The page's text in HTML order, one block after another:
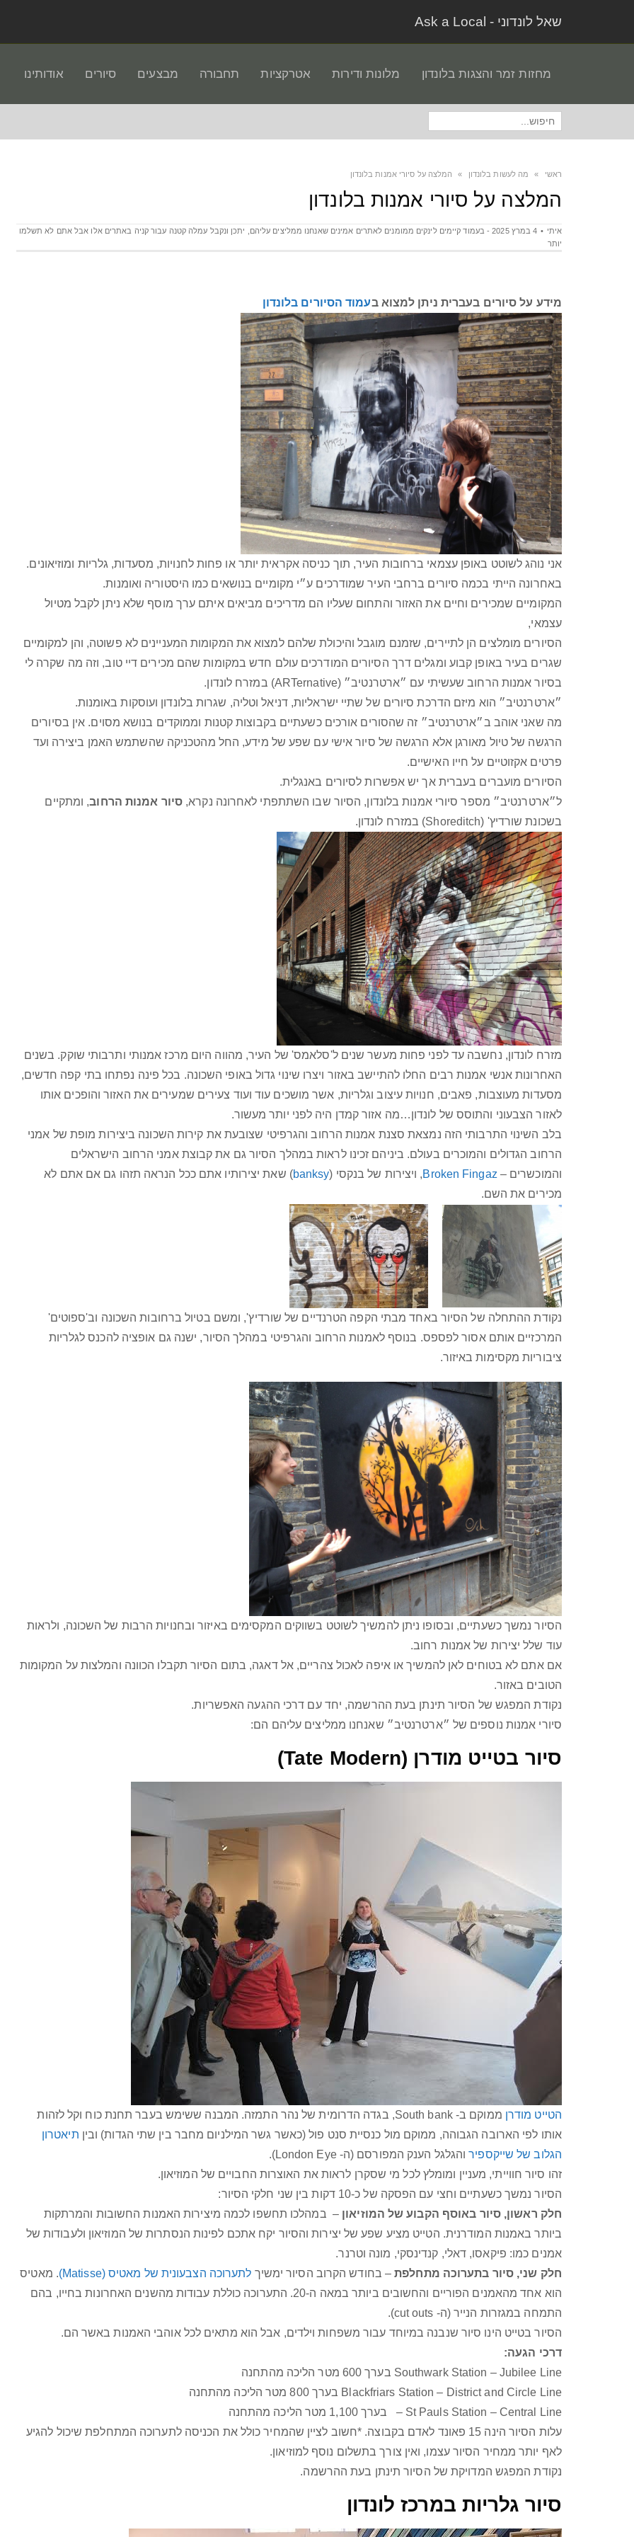
שאל לונדוני - Ask a Local
מחזות זמר והצגות בלונדון מלונות ודירות אטרקציות תחבורה מבצעים סיורים אודותינו
חיפוש
ראשי » מה לעשות בלונדון » המלצה על סיורי אמנות בלונדון
המלצה על סיורי אמנות בלונדון
איתי
4 במרץ 2025 - בעמוד קיימים לינקים ממומנים לאתרים אמינים שאנחנו ממליצים עליהם‫,‬ יתכן ונקבל עמלה קטנה עבור קניה באתרים אלו אבל אתם לא תשלמו
יותר
מידע על סיורים בעברית ניתן למצוא בעמוד הסיורים בלונדון
אני נוהג לשוטט באופן עצמאי ברחובות העיר, תוך כניסה אקראית יותר או פחות לחנויות, מסעדות, גלריות ומוזיאונים.
באחרונה הייתי בכמה סיורים ברחבי העיר שמודרכים ע״י מקומיים בנושאים כמו היסטוריה ואומנות.
המקומיים שמכירים וחיים את האזור והתחום שעליו הם מדריכים מביאים איתם ערך מוסף שלא ניתן לקבל מטיול
עצמאי,
הסיורים מומלצים הן לתיירים, שזמנם מוגבל והיכולת שלהם למצוא את המקומות המעניינים לא פשוטה, והן למקומיים
שגרים בעיר באופן קבוע ומגלים דרך הסיורים המודרכים עולם חדש במקומות שהם מכירים דיי טוב, וזה מה שקרה לי
בסיור אמנות הרחוב שעשיתי עם ״ארטרנטיב״ (ARTernative) במזרח לונדון.
״ארטרנטיב״ הוא מיזם הדרכת סיורים של שתיי ישראליות, דניאל וטליה, שגרות בלונדון ועוסקות באומנות.
מה שאני אוהב ב״ארטרנטיב״ זה שהסורים אורכים כשעתיים בקבוצות קטנות וממוקדים בנושא מסוים. אין בסיורים
הרגשה של טיול מאורגן אלא הרגשה של סיור אישי עם שפע של מידע, החל מהטכניקה שהשתמש האמן ביצירה ועד
פרטים אקזוטיים על חייו האישיים.
הסיורים מועברים בעברית אך יש אפשרות לסיורים באנגלית.
ל״ארטרנטיב״ מספר סיורי אמנות בלונדון, הסיור שבו השתתפתי לאחרונה נקרא, סיור אמנות הרחוב, ומתקיים
בשכונת שורדיץ' (Shoreditch) במזרח לונדון.
מזרח לונדון, נחשבה עד לפני פחות מעשר שנים ל'סלאמס' של העיר, מהווה היום מרכז אמנותי ותרבותי שוקק. בשנים
האחרונות אנשי אמנות רבים החלו להתיישב באזור ויצרו שינוי גדול באופי השכונה. בכל פינה נפתחו בתי קפה חדשים,
מסעדות מעוצבות, פאבים, חנויות עיצוב וגלריות, אשר מושכים עוד ועוד צעירים שמעירים את האזור והופכים אותו
לאזור הצבעוני והתוסס של לונדון…מה אזור קמדן היה לפני יותר מעשור.
בלב השינוי התרבותי הזה נמצאת סצנת אמנות הרחוב והגרפיטי שצובעת את קירות השכונה ביצירות מופת של אמני
הרחוב הגדולים והמוכרים בעולם. ביניהם זכינו לראות במהלך הסיור גם את קבוצת אמני הרחוב הישראלים
והמוכשרים – Broken Fingaz, ויצירות של בנקסי (banksy) שאת יצירותיו אתם ככל הנראה תזהו גם אם אתם לא
מכירים את השם.
נקודת ההתחלה של הסיור באחד מבתי הקפה הטרנדיים של שורדיץ', ומשם בטיול ברחובות השכונה וב'ספוטים'
המרכזיים אותם אסור לפספס. בנוסף לאמנות הרחוב והגרפיטי במהלך הסיור, ישנה גם אופציה להכנס לגלריות
ציבוריות מקסימות באיזור.
הסיור נמשך כשעתיים, ובסופו ניתן להמשיך לשוטט בשווקים המקסימים באיזור ובחנויות הרבות של השכונה, ולראות
עוד שלל יצירות של אמנות רחוב.
אם אתם לא בטוחים לאן להמשיך או איפה לאכול צהריים, אל דאגה, בתום הסיור תקבלו הכוונה והמלצות על המקומות
הטובים באזור.
נקודת המפגש של הסיור תינתן בעת ההרשמה, יחד עם דרכי ההגעה האפשריות.
סיורי אמנות נוספים של ״ארטרנטיב״ שאנחנו ממליצים עליהם הם:
סיור בטייט מודרן (Tate Modern)
הטייט מודרן
ממוקם ב- South bank, בגדה הדרומית של נהר התמזה. המבנה ששימש בעבר תחנת כוח וקל לזהות
אותו לפי הארובה הגבוהה, ממוקם מול כנסיית סנט פול (כאשר גשר המילניום מחבר בין שתי הגדות) ובין תיאטרון
הגלוב של שייקספירוהגלגל הענק המפורסם (ה- London Eye).
זהו סיור חווייתי, מעניין ומומלץ לכל מי שסקרן לראות את האוצרות החבויים של המוזיאון.
הסיור נמשך כשעתיים וחצי עם הפסקה של כ-10 דקות בין שני חלקי הסיור:
חלק ראשון, סיור באוסף הקבוע של המוזיאון – במהלכו תחשפו לכמה מיצירות האמנות החשובות והמרתקות
ביותר באמנות המודרנית. הטייט מציע שפע של יצירות והסיור יקח אתכם לפינות הנסתרות של המוזיאון ולעבודות של
אמנים כמו: פיקאסו, דאלי, קנדינסקי, מונה וטרנר.
חלק שני, סיור בתערוכה מתחלפת – בחודש הקרוב הסיור ימשיך לתערוכה הצבעונית של מאטיס (Matisse)
. מאטיס
הוא אחד מהאמנים הפוריים והחשובים ביותר במאה ה-20. התערוכה כוללת עבודות מהשנים האחרונות בחייו, בהם
התמחה במגזרות הנייר (ה- cut outs).
הסיור בטייט הינו סיור שנבנה במיוחד עבור משפחות וילדים, אבל הוא מתאים לכל אוהבי האמנות באשר הם.
דרכי הגעה:
Southwark Station – Jubilee Line בערך 600 מטר הליכה מהתחנה
Blackfriars Station – District and Circle Line בערך 800 מטר הליכה מהתחנה
St Pauls Station – Central Line – בערך 1,100 מטר הליכה מהתחנה
עלות הסיור הינה 15 פאונד לאדם בקבוצה. *חשוב לציין שהמחיר כולל את הכניסה לתערוכה המתחלפת שיכול להגיע
לאף יותר ממחיר הסיור עצמו, ואין צורך בתשלום נוסף למוזיאון.
נקודת המפגש המדויקת של הסיור תינתן בעת ההרשמה.
סיור גלריות במרכז לונדון